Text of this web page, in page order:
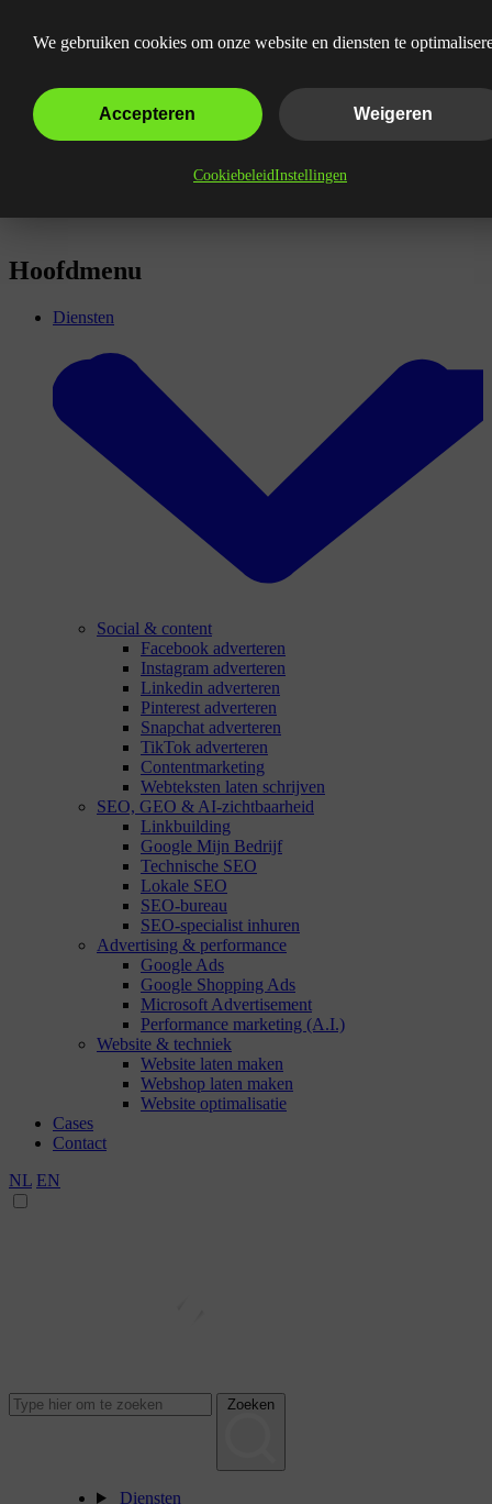
Wat is Google Tag Manager?
Hoofdmenu
Diensten
Social & content
Facebook adverteren
Instagram adverteren
Linkedin adverteren
Pinterest adverteren
Snapchat adverteren
TikTok adverteren
Contentmarketing
Webteksten laten schrijven
SEO, GEO & AI-zichtbaarheid
Linkbuilding
Google Mijn Bedrijf
Technische SEO
Lokale SEO
SEO-bureau
SEO-specialist inhuren
Advertising & performance
Google Ads
Google Shopping Ads
Microsoft Advertisement
Performance marketing (A.I.)
Website & techniek
Website laten maken
Webshop laten maken
Website optimalisatie
Cases
Contact
NL EN
Zoeken
Diensten
We gebruiken cookies om onze website en diensten te
Accepteren Weigeren
CookiebeleidInstellingen